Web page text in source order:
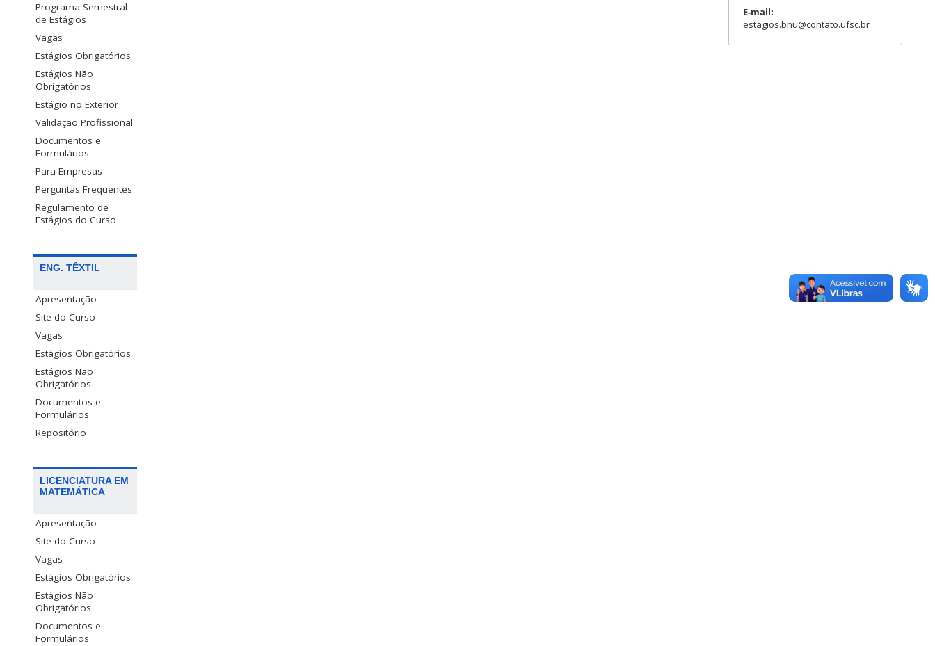
Programa Semestral
de Estágios
Vagas
Estágios Obrigatórios
Estágios Não
Obrigatórios
Estágio no Exterior
Validação Profissional
Documentos e
Formulários
Para Empresas
Perguntas Frequentes
Regulamento de
Estágios do Curso
ENG. TÊXTIL
Apresentação
Site do Curso
Vagas
Estágios Obrigatórios
Estágios Não
Obrigatórios
Documentos e
Formulários
Repositório
LICENCIATURA EM
MATEMÁTICA
Apresentação
Site do Curso
Vagas
Estágios Obrigatórios
Estágios Não
Obrigatórios
Documentos e
Formulários
E-mail:
estagios.bnu@contato.ufsc.br